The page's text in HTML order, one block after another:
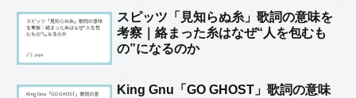
スピッツ「見知らぬ糸」歌詞の意味を
考察｜絡まった糸はなぜ“人を包むも
の”になるのか
King Gnu「GO GHOST」歌詞の意味